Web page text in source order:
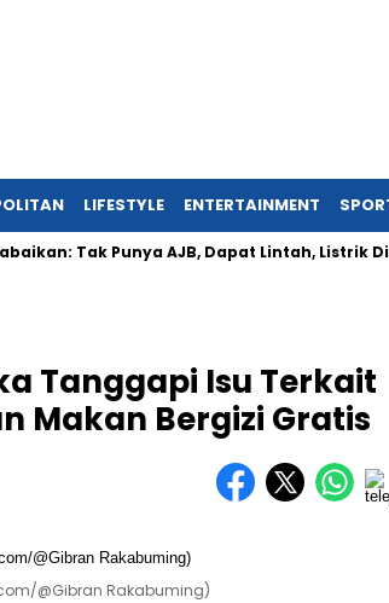
LIFESTYLE ENTERTAINMENT
Punya AJB, Dapat Lintah, Listrik Diputus
Tanggapi Isu Terkait
Makan Bergizi Gratis
@Gibran Rakabuming)